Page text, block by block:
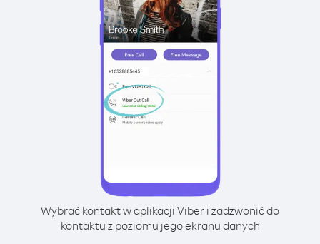
Wybrać kontakt w aplikacji Viber i zadzwonić do
kontaktu z poziomu jego ekranu danych